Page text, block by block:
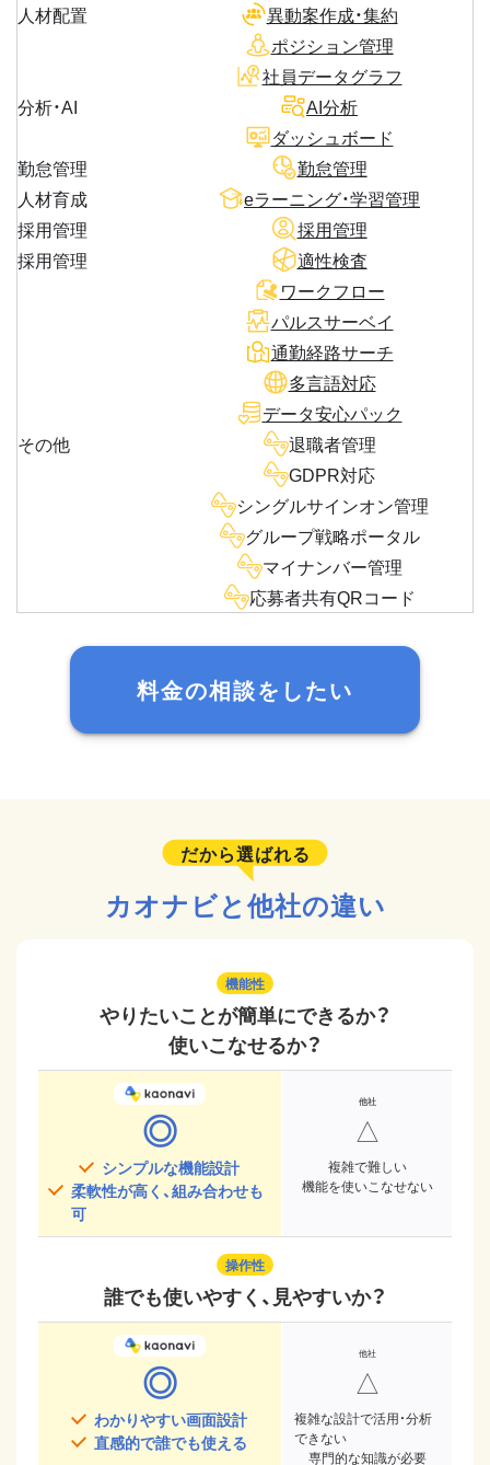
人材配置
異動案作成・集約
ポジション管理
分析・AI
社員データグラフ
AI分析
ダッシュボード
勤怠管理
勤怠管理
人材育成
eラーニング・学習管理
採用管理
採用管理
採用管理
適性検査
その他
ワークフロー
パルスサーベイ
通勤経路サーチ
多言語対応
データ安心パック
退職者管理
GDPR対応
シングルサインオン管理
グループ戦略ポータル
マイナンバー管理
応募者共有QRコード
料金の相談をしたい
だから選ばれる
カオナビと他社の違い
機能性
やりたいことが簡単にできるか？
使いこなせるか？
◎
シンプルな機能設計
柔軟性が高く、組み合わせも
可
△
複雑で難しい
機能を使いこなせない
操作性
誰でも使いやすく、見やすいか？
◎
わかりやすい画面設計
直感的で誰でも使える
△
複雑な設計で活用・分析
できない
専門的な知識が必要